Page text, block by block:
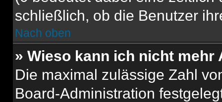
schließlich, ob die Benutzer
Nach oben
» Wieso kann ich nicht
Die maximal zulässige Zahl
Board-Administration